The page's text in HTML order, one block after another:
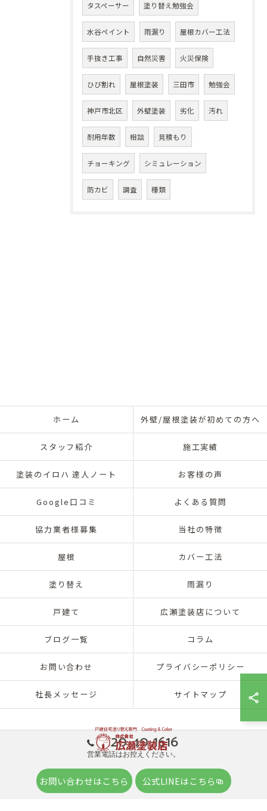
タスペーサー 塗り替え勉強会
水谷ペイント 雨漏り 屋根カバー工法
手抜き工事 自然災害 火災保険
ひび割れ 屋根塗装 三田市 勉強会
神戸市北区 外壁塗装 劣化 汚れ
耐用年数 相談 見積もり
チョーキング シミュレーション
防カビ 調査 種類
0120-40-1616
営業電話はお控えください。
お問い合わせはこちら 公式LINEはこちら
ホーム 外壁/屋根塗装が初めての方へ
スタッフ紹介 施工実績
塗装のイロハ 達人ノート お客様の声
Google口コミ よくある質問
協力業者様募集 当社の特徴
屋根 カバー工法
塗り替え 雨漏り
戸建て 広瀬塗装店について
ブログ一覧 コラム
お問い合わせ プライバシーポリシー
社長メッセージ サイトマップ
© 2026 兵庫県神戸市北区の外壁塗装は株式会社広瀬塗装店 ALL RIGHTS
RESERVED.